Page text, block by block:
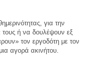
για την
ή να δουλέψουν εξ
τον εργοδότη με τον
αγορά ακινήτου.